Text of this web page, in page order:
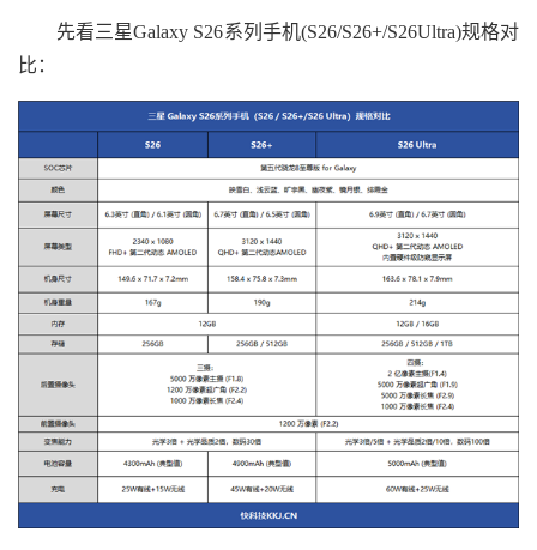
先看三星Galaxy S26系列手机(S26/S26+/S26Ultra)规格对
比：